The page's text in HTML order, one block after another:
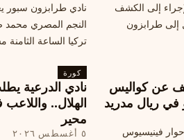
إلى الكشف
إلى طرابزون
نادي طرابزون سبور
النجم المصري محمد
تركيا الساعة
جديد ومكافآت مالية.
عن كواليس
في ريال مدريد
فينيسيوس
كورة
نادي الدرعية
الهلال..
محير
٥ أغسطس ٢٠٢٦